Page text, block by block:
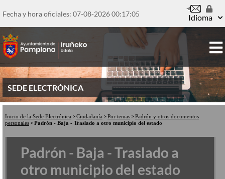
al
principal
Fecha y hora oficiales: 07-08-202600:17:05 Idioma
SEDE ELECTRÓNICA
Inicio de la Sede Electrónica Ciudadanía Por temas
Padrón y otros documentos
personales
Padrón - Baja - Traslado a otro municipio del estado
Padrón - Baja - Traslado a
otro municipio del estado